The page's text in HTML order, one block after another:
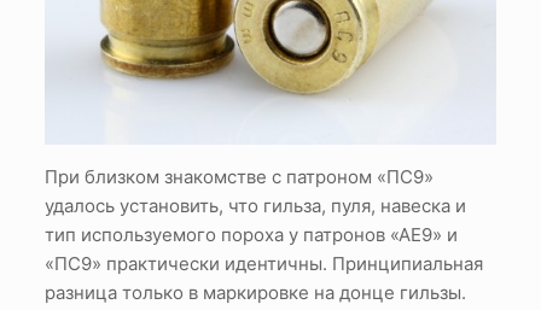
При близком знакомстве с патроном «ПС9»
удалось установить, что гильза, пуля, навеска и
тип используемого пороха у патронов «АЕ9» и
«ПС9» практически идентичны. Принципиальная
разница только в маркировке на донце гильзы.